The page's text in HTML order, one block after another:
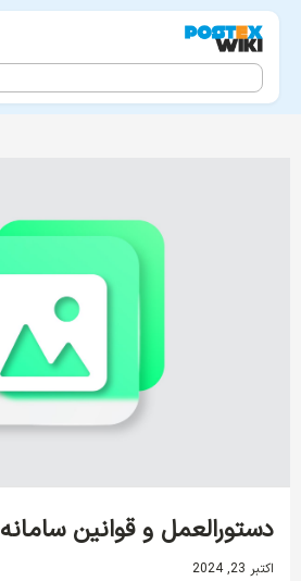
جستجو
برای:
دستورالعمل و قوانین سامانه
اکتبر 23, 2024